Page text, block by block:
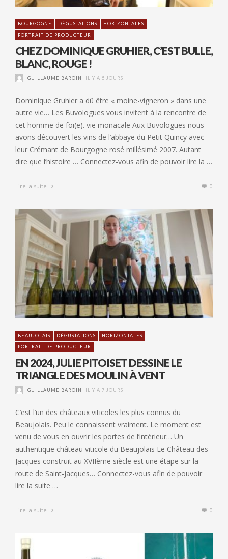
BOURGOGNE DÉGUSTATIONS
HORIZONTALES
PORTRAIT DE PRODUCTEUR
CHEZ DOMINIQUE GRUHIER, C’EST BULLE,
BLANC, ROUGE !
GUILLAUME BAROIN IL Y A 5 JOURS
Dominique Gruhier a dû être « moine-vigneron » dans une
autre vie… Les Buvologues vous invitent à la rencontre de
cet homme de foi(e). vie monacale Aux Buvologues nous
avons découvert les vins de l’abbaye du Petit Quincy avec
leur Crémant de Bourgogne rosé millésimé 2007. Autant
dire que l’histoire … Connectez-vous afin de pouvoir lire la …
Lire la suite 0
BEAUJOLAIS DÉGUSTATIONS
HORIZONTALES
PORTRAIT DE PRODUCTEUR
EN 2024, JULIE PITOISET DESSINE LE
TRIANGLE DES MOULIN À VENT
GUILLAUME BAROIN IL Y A 7 JOURS
C’est l’un des châteaux viticoles les plus connus du
Beaujolais. Peu le connaissent vraiment. Le moment est
venu de vous en ouvrir les portes de l’intérieur… Un
authentique château viticole du Beaujolais Le Château des
Jacques construit au XVIIème siècle est une étape sur la
route de Saint-Jacques… Connectez-vous afin de pouvoir
lire la suite …
Lire la suite 0